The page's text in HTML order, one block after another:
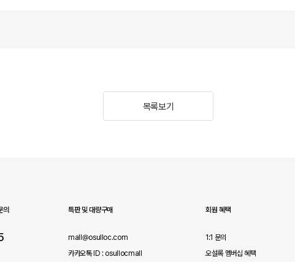
목록보기
의 특판 및 대량구매
mall@osulloc.com
카카오톡 ID : osullocmall
회원 혜택
1:1 문의
오설록 멤버십 혜택